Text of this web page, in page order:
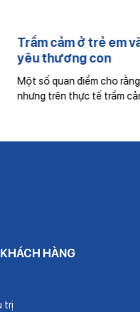
Trầm cảm ở trẻ em
yêu thương con
Một số quan điểm cho
nhưng trên thực tế trầm
HÀNG
trị